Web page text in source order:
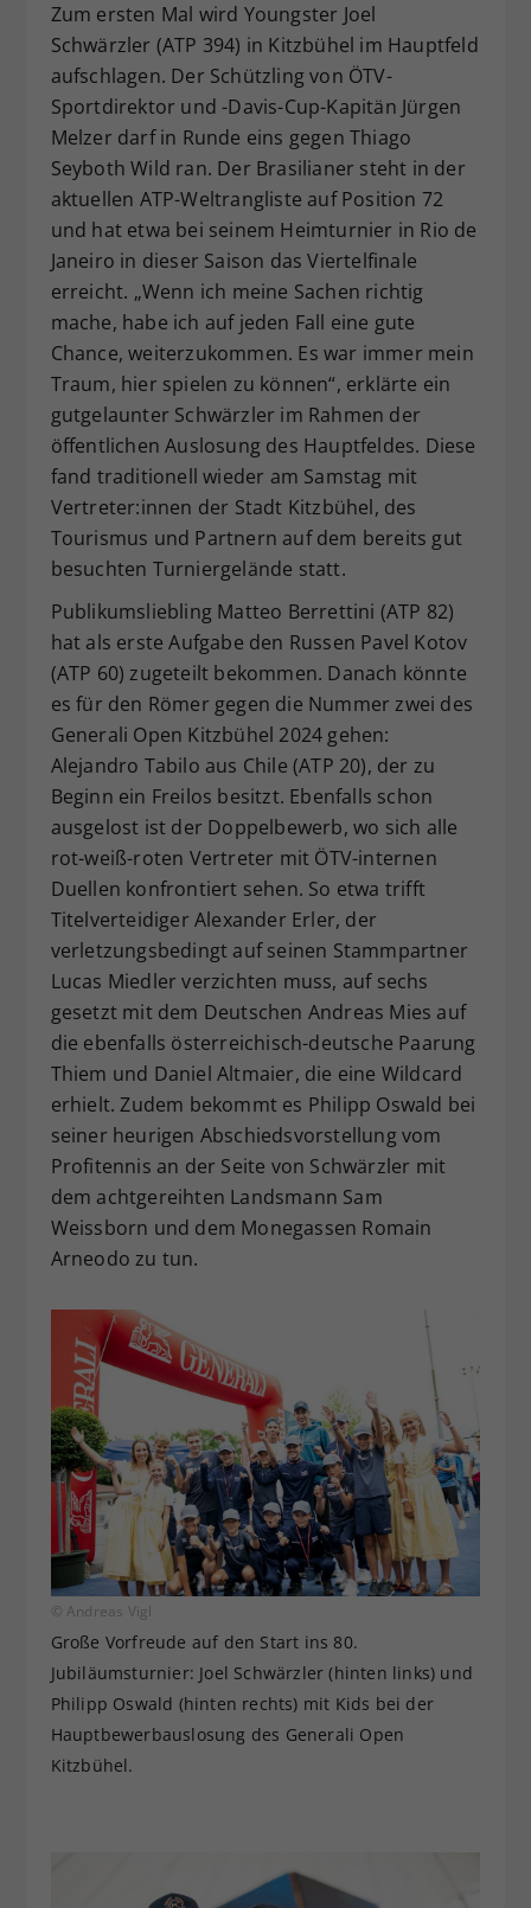
Zum ersten Mal wird Youngster Joel
Schwärzler (ATP 394) in Kitzbühel im Hauptfeld
aufschlagen. Der Schützling von ÖTV-
Sportdirektor und -Davis-Cup-Kapitän Jürgen
Melzer darf in Runde eins gegen Thiago
Seyboth Wild ran. Der Brasilianer steht in der
aktuellen ATP-Weltrangliste auf Position 72
und hat etwa bei seinem Heimturnier in Rio de
Janeiro in dieser Saison das Viertelfinale
erreicht. „Wenn ich meine Sachen richtig
mache, habe ich auf jeden Fall eine gute
Chance, weiterzukommen. Es war immer mein
Traum, hier spielen zu können“, erklärte ein
gutgelaunter Schwärzler im Rahmen der
öffentlichen Auslosung des Hauptfeldes. Diese
fand traditionell wieder am Samstag mit
Vertreter:innen der Stadt Kitzbühel, des
Tourismus und Partnern auf dem bereits gut
besuchten Turniergelände statt.
Publikumsliebling Matteo Berrettini (ATP 82)
hat als erste Aufgabe den Russen Pavel Kotov
(ATP 60) zugeteilt bekommen. Danach könnte
es für den Römer gegen die Nummer zwei des
Generali Open Kitzbühel 2024 gehen:
Alejandro Tabilo aus Chile (ATP 20), der zu
Beginn ein Freilos besitzt. Ebenfalls schon
ausgelost ist der Doppelbewerb, wo sich alle
rot-weiß-roten Vertreter mit ÖTV-internen
Duellen konfrontiert sehen. So etwa trifft
Titelverteidiger Alexander Erler, der
verletzungsbedingt auf seinen Stammpartner
Lucas Miedler verzichten muss, auf sechs
gesetzt mit dem Deutschen Andreas Mies auf
die ebenfalls österreichisch-deutsche Paarung
Thiem und Daniel Altmaier, die eine Wildcard
erhielt. Zudem bekommt es Philipp Oswald bei
seiner heurigen Abschiedsvorstellung vom
Profitennis an der Seite von Schwärzler mit
dem achtgereihten Landsmann Sam
Weissborn und dem Monegassen Romain
Arneodo zu tun.
© Andreas Vigl
Große Vorfreude auf den Start ins 80.
Jubiläumsturnier: Joel Schwärzler (hinten links) und
Philipp Oswald (hinten rechts) mit Kids bei der
Hauptbewerbauslosung des Generali Open
Kitzbühel.